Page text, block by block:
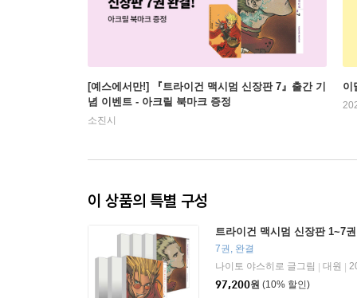
[예스에서만!] 『트라이건 맥시멈 신장판 7』출간 기
념 이벤트 - 아크릴 북마크 증정
소진시
이
이 상품의 특별 구성
트라이건 맥시멈 신장판 1~7
7권, 완결
나이토 야스히로 글그림
대원
97,200원 (10% 할인)